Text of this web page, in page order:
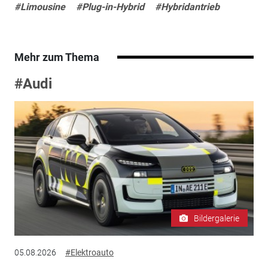
#Limousine
#Plug-in-Hybrid #Hybridantrieb
Mehr zum Thema
#Audi
Bildergalerie
05.08.2026 #Elektroauto